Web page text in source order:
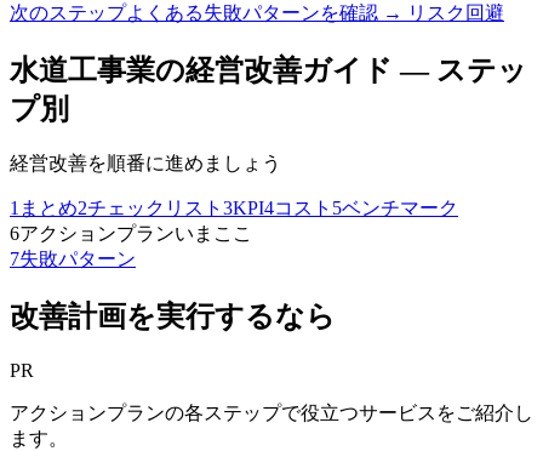
次のステップよくある失敗パターンを確認 → リスク回避
水道工事業の経営改善ガイド — ステッ
プ別
経営改善を順番に進めましょう
1 まとめ2チェックリスト 3KPI4コスト 5ベンチマーク
6アクションプランいまここ
7失敗パターン
改善計画を実行するなら
PR
アクションプランの各ステップで役立つサービスをご紹介し
ます。